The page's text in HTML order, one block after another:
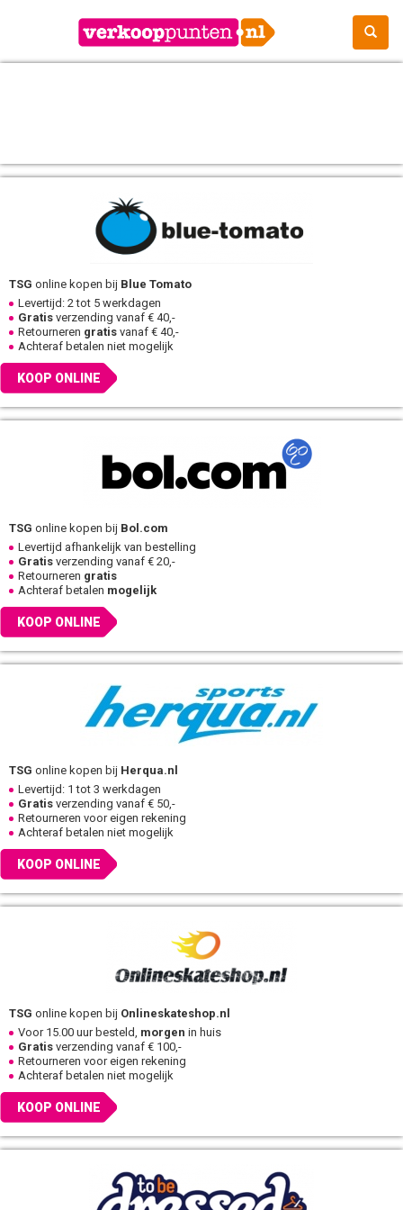
TSG online kopen bij Blue Tomato
Levertijd: 2 tot 5 werkdagen
Gratis verzending vanaf € 40,-
Retourneren gratis vanaf € 40,-
Achteraf betalen niet mogelijk
KOOP ONLINE
TSG online kopen bij Bol.com
Levertijd afhankelijk van bestelling
Gratis verzending vanaf € 20,-
Retourneren gratis
Achteraf betalen mogelijk
KOOP ONLINE
TSG online kopen bij Herqua.nl
Levertijd: 1 tot 3 werkdagen
Gratis verzending vanaf € 50,-
Retourneren voor eigen rekening
Achteraf betalen niet mogelijk
KOOP ONLINE
TSG online kopen bij Onlineskateshop.nl
Voor 15.00 uur besteld, morgen in huis
Gratis verzending vanaf € 100,-
Retourneren voor eigen rekening
Achteraf betalen niet mogelijk
KOOP ONLINE